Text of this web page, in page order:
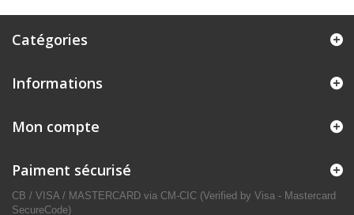
Catégories
Informations
Mon compte
Paiment sécurisé
CB / VISA / MASTERCARD via CM-CIC (Verified by Visa - Mastercard
SecureCode)